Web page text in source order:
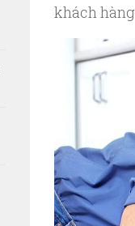
khách hàng.